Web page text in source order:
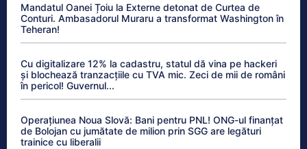
Mandatul Oanei Țoiu la Externe detonat de Curtea de
Conturi. Ambasadorul Muraru a transformat Washington în
Teheran!
Cu digitalizare 12% la cadastru, statul dă vina pe hackeri
și blochează tranzacțiile cu TVA mic. Zeci de mii de români
în pericol! Guvernul...
Operațiunea Noua Slovă: Bani pentru PNL! ONG-ul finanțat
de Bolojan cu jumătate de milion prin SGG are legături
trainice cu liberalii